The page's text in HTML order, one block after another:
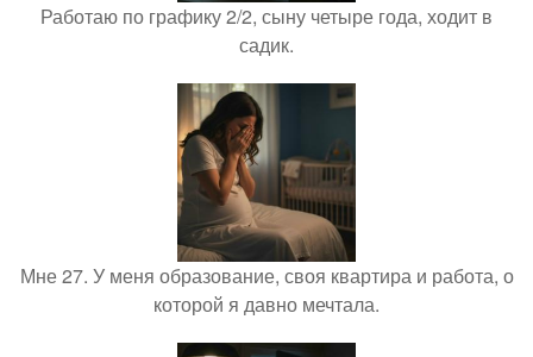
Работаю по графику 2/2, сыну четыре года, ходит в
садик.
Мне 27. У меня образование, своя квартира и работа, о
которой я давно мечтала.